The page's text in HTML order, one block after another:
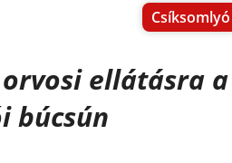
Csíksomlyó
ellátásra a
búcsún